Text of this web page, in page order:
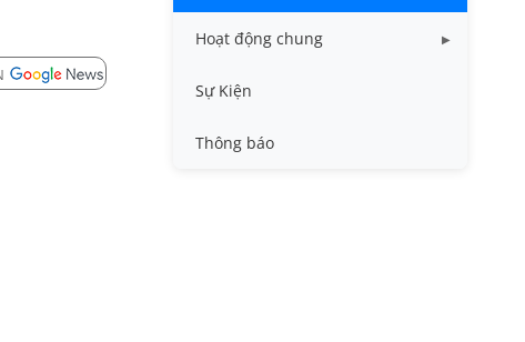
Hoạt động chung
Tin công tác sinh viên
Tin đào tạo
Sự Kiện
Thông báo